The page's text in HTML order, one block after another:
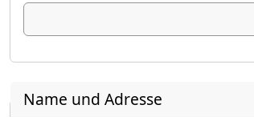
Name und Adresse